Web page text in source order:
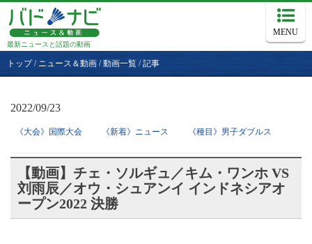
最新ニュースと話題の動画
MENU
トップ/ ニュース＆動画 /動画一覧 /記事
2022/09/23
《大会》国際大会 《新着》ニュース 《種目》男子ダブルス
【動画】チェ・ソルギュ／キム・ワンホ VS
刘雨辰／オウ・シュアンイ インドネシアオ
ープン2022 決勝